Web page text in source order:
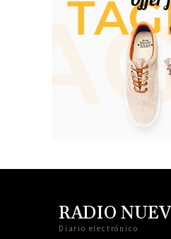
RADIO
Diario electrónico